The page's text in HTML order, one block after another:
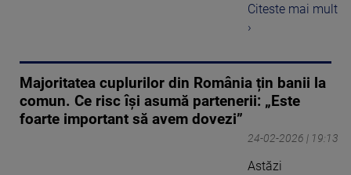
Citeste mai mult
›
Majoritatea cuplurilor din România țin banii la
comun. Ce risc își asumă partenerii: „Este
foarte important să avem dovezi”
24-02-2026 | 19:13
Astăzi